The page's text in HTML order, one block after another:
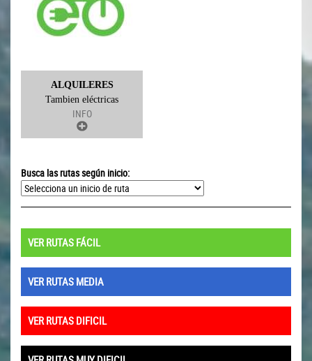
ALQUILERES
Tambien eléctricas
INFO
Busca las rutas según inicio:
VER RUTAS FÁCIL
VER RUTAS MEDIA
VER RUTAS DIFICIL